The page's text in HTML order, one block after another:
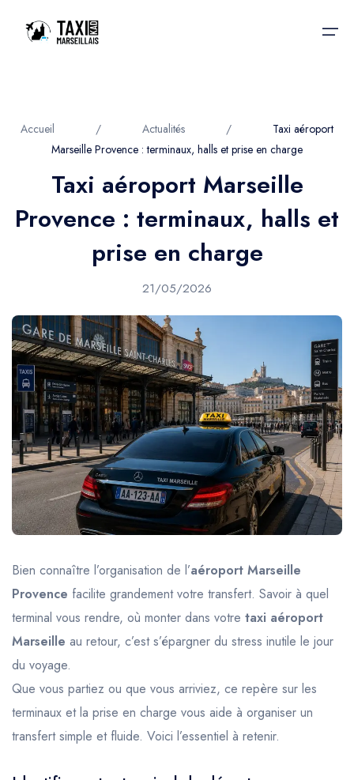
Nos services
Nos services
Taxis Aéroport
Trajet Gare SNCF
Trajet Port croisière
Trajet Santé
Trajet Longue Distance
Taxis aéroport
Réservation
Actualités & évènements
Contactez-nous
Accueil / Actualités /
Taxi aéroport
Marseille Provence : terminaux, halls et prise en charge
Taxi aéroport Marseille
Provence : terminaux, halls et
prise en charge
21/05/2026
Bien connaître l’organisation de l’aéroport Marseille
Provence facilite grandement votre transfert. Savoir à quel
terminal vous rendre, où monter dans votre taxi aéroport
Marseille au retour, c’est s’épargner du stress inutile le jour
du voyage.
Que vous partiez ou que vous arriviez, ce repère sur les
terminaux et la prise en charge vous aide à organiser un
transfert simple et fluide. Voici l’essentiel à retenir.